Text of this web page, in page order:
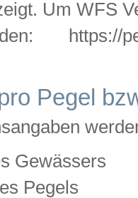
Um WFS
https://
Pegel
Gewässers
Pegels